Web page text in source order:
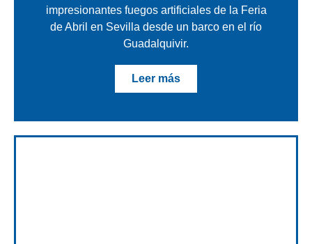
impresionantes fuegos artificiales de la Feria
de Abril en Sevilla desde un barco en el río
Guadalquivir.
Leer más